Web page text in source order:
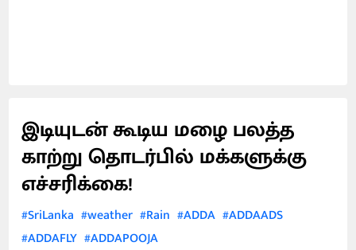
இடியுடன் கூடிய மழை பலத்த
காற்று தொடர்பில் மக்களுக்கு
எச்சரிக்கை!
#SriLanka #weather #Rain #ADDA #ADDAADS
#ADDAFLY #ADDAPOOJA